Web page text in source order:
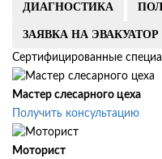
ДИАГНОСТИКА
ЗАЯВКА НА ЭВАКУАТОР
Сертифицированные
Мастер слесарного цеха
Получить консультацию
Моторист